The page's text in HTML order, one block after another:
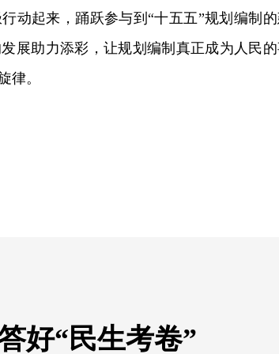
动起来，踊跃参与到“十五五”规划编制
展助力添彩，让规划编制真正成为人民
律。
好“民生考卷”